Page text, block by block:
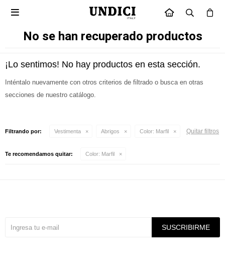
INICIO

No se han recuperado productos
¡Lo sentimos! No hay productos en esta sección.
Inténtalo nuevamente con otros criterios de filtrado o busca en otras
secciones de nuestro catálogo.
Filtrando por: Vestimenta Abrigos Color: Marfil Quitar filtros
Te recomendamos quitar: Color: Marfil
SUSCRIBIRME